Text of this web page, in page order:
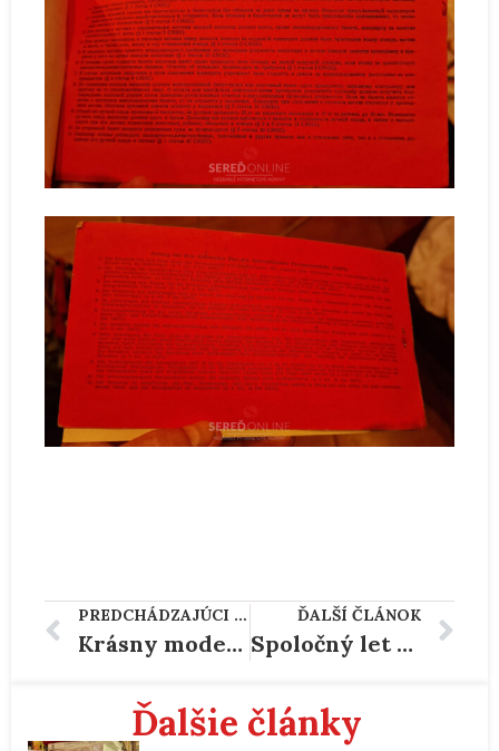
PREDCHÁDZAJÚCI ČLÁNOK
Krásny model motorky z čias budovania socializmu v Československu
ĎALŠÍ ČLÁNOK
Spoločný let SSSR a ČSSR do kozmu
Ďalšie články